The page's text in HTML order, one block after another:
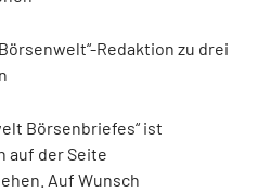
Redaktion zu drei
Börsenbriefes“ ist
auf der Seite
Auf Wunsch